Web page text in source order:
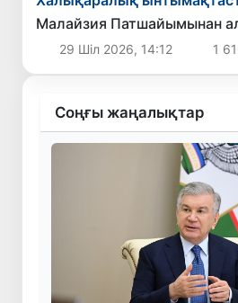
Малайзия Патшайымынан
29 Шіл 2026, 14:12 1
Соңғы жаңалықтар